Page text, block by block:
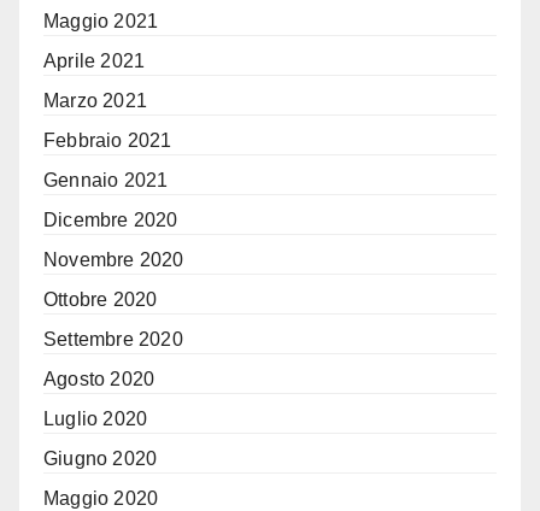
Maggio 2021
Aprile 2021
Marzo 2021
Febbraio 2021
Gennaio 2021
Dicembre 2020
Novembre 2020
Ottobre 2020
Settembre 2020
Agosto 2020
Luglio 2020
Giugno 2020
Maggio 2020